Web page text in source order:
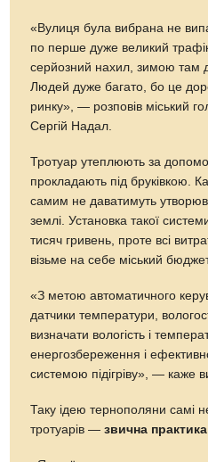
«Вулиця була вибрана не
по перше дуже великий
серйозний нахил, зимою там
Людей дуже багато, бо це
ринку», — розповів міський
Сергій Надал.
Тротуар утеплюють за
прокладають під бруківкою.
самим не даватимуть
землі. Установка такої
тисяч гривень, проте всі
візьме на себе міський
«З метою автоматичного
датчики температури,
визначати вологість і
енергозбереження і
системою підігріву», — каже
Таку ідею тернополяни самі
тротуарів —звична